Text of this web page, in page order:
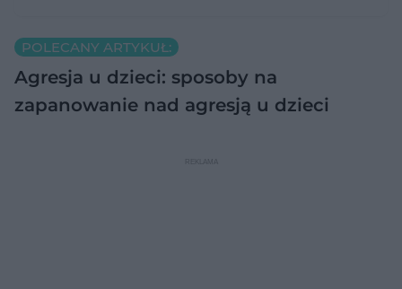
POLECANY ARTYKUŁ:
Agresja u dzieci: sposoby na
zapanowanie nad agresją u dzieci